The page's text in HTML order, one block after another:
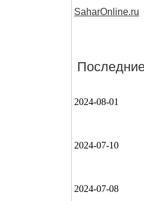
SaharOnline.ru
2024-08-01
2024-07-10
2024-07-08